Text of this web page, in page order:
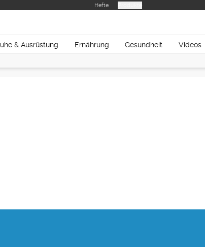
Hefte
& Ausrüstung Ernährung Gesundheit Videos